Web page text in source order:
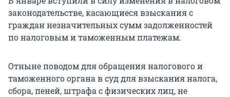
законодательстве, касающиеся взыскания с
граждан незначительных сумм задолженностей
по налоговым и таможенным платежам.
Отныне поводом для обращения налогового и
таможенного органа в суд для взыскания налога,
сбора, пеней, штрафа с физических лиц, не